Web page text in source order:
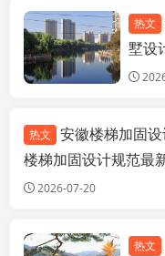
钢
热文
墅设
热文
安徽楼梯加固
楼梯加固设计规范最
2026-07-20
北
热文